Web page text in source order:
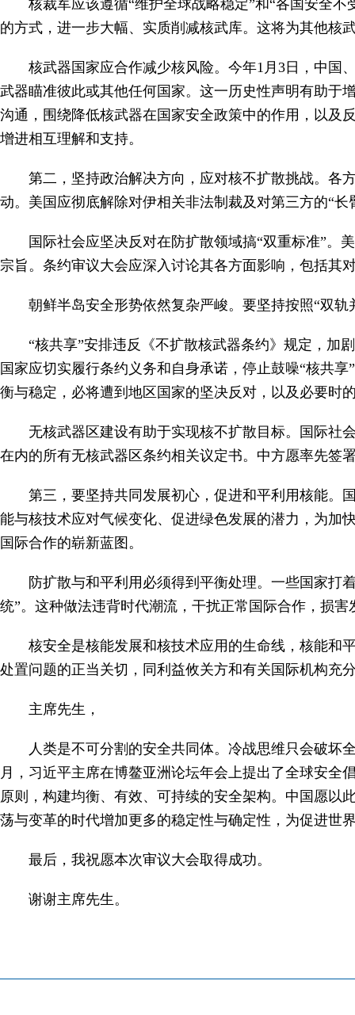
核裁军应该遵循“维护全球战略稳定”和“各国安全
的方式，进一步大幅、实质削减核武库。这将为其他核
核武器国家应合作减少核风险。今年1月3日，中国
武器瞄准彼此或其他任何国家。这一历史性声明有助于
沟通，围绕降低核武器在国家安全政策中的作用，以及
增进相互理解和支持。
第二，坚持政治解决方向，应对核不扩散挑战。各
动。美国应彻底解除对伊相关非法制裁及对第三方的“
国际社会应坚决反对在防扩散领域搞“双重标准”。
宗旨。条约审议大会应深入讨论其各方面影响，包括其
朝鲜半岛安全形势依然复杂严峻。要坚持按照“双
“核共享”安排违反《不扩散核武器条约》规定，加
国家应切实履行条约义务和自身承诺，停止鼓噪“核共
衡与稳定，必将遭到地区国家的坚决反对，以及必要时
无核武器区建设有助于实现核不扩散目标。国际社
在内的所有无核武器区条约相关议定书。中方愿率先签
第三，要坚持共同发展初心，促进和平利用核能。
能与核技术应对气候变化、促进绿色发展的潜力，为加
国际合作的崭新蓝图。
防扩散与和平利用必须得到平衡处理。一些国家打
统”。这种做法违背时代潮流，干扰正常国际合作，损
核安全是核能发展和核技术应用的生命线，核能和
处置问题的正当关切，同利益攸关方和有关国际机构充
主席先生，
人类是不可分割的安全共同体。冷战思维只会破坏
月，习近平主席在博鳌亚洲论坛年会上提出了全球安全
原则，构建均衡、有效、可持续的安全架构。中国愿以
荡与变革的时代增加更多的稳定性与确定性，为促进世
最后，我祝愿本次审议大会取得成功。
谢谢主席先生。